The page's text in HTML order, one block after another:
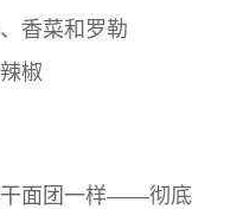
香菜和罗勒
椒
干面团一样——彻底